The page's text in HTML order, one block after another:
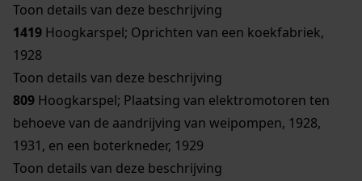
Toon details van deze beschrijving
1419 Hoogkarspel; Oprichten van een koekfabriek,
1928
Toon details van deze beschrijving
809 Hoogkarspel; Plaatsing van elektromotoren ten
behoeve van de aandrijving van weipompen, 1928,
1931, en een boterkneder, 1929
Toon details van deze beschrijving